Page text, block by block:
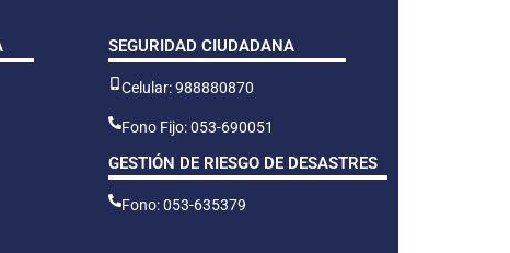
SEGURIDAD CIUDADANA
Celular: 988880870
Fono Fijo: 053-690051
GESTIÓN DE RIESGO DE DESASTRES
Fono: 053-635379